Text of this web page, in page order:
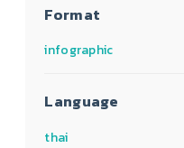
Format
infographic
Language
thai